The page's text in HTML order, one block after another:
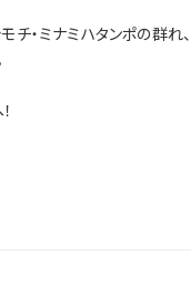
チ・ミナミハタンポの群れ、